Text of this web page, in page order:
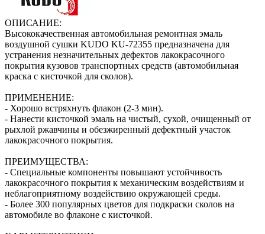
ОПИСАНИЕ:
Высококачественная автомобильная ремонтная эмаль
воздушной сушки KUDO KU-72355 предназначена для
устранения незначительных дефектов лакокрасочного
покрытия кузовов транспортных средств (автомобильная
краска с кисточкой для сколов).
ПРИМЕНЕНИЕ:
- Хорошо встряхнуть флакон (2‑3 мин).
- Нанести кисточкой эмаль на чистый, сухой, очищенный от
рыхлой ржавчины и обезжиренный дефектный участок
лакокрасочного покрытия.
ПРЕИМУЩЕСТВА:
- Специальные компоненты повышают устойчивость
лакокрасочного покрытия к механическим воздействиям и
неблагоприятному воздействию окружающей среды.
- Более 300 популярных цветов для подкраски сколов на
автомобиле во флаконе с кисточкой.